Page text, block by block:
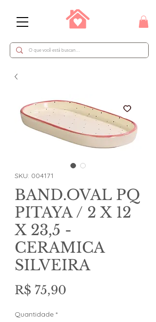
SKU: 004171
BAND.OVAL PQ
PITAYA / 2 X 12
X 23,5 -
CERAMICA
SILVEIRA
R$ 75,90
Quantidade *